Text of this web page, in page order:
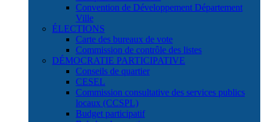
Convention de Développement Département
Ville
ÉLECTIONS
Carte des bureaux de vote
Commission de contrôle des listes
DÉMOCRATIE PARTICIPATIVE
Conseils de quartier
CESEL
Commission consultative des services publics
locaux (CCSPL)
Budget participatif